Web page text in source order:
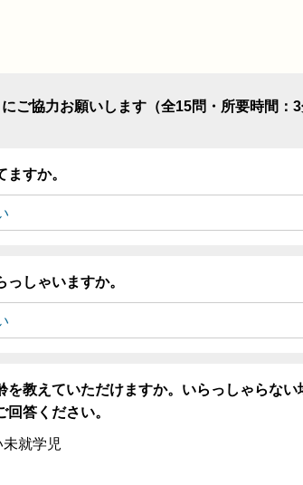
ご協力お願いします（全15問・所要時間：3
すか。
っしゃいますか。
を教えていただけますか。いらっしゃらない
回答ください。
就学児